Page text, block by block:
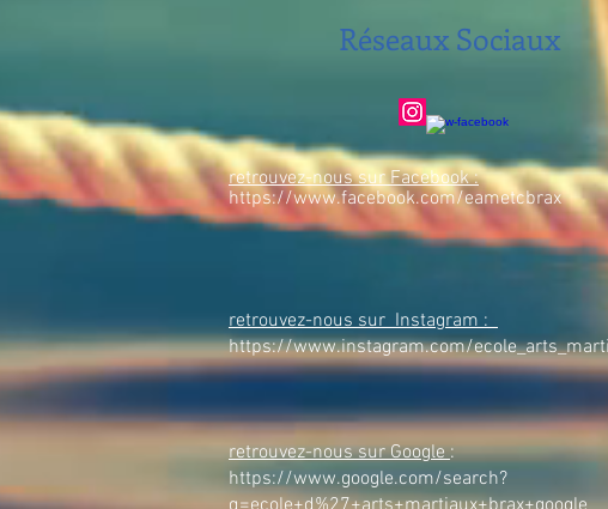
Réseaux Sociaux
retrouvez-nous sur Facebook :
https://www.facebook.com/eametcbrax
retrouvez-nous sur Instagram :
https://www.instagram.com/
retrouvez-nous sur Google:
https://www.google.com/search?